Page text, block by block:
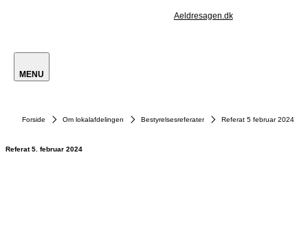
Aeldresagen.dk
MENU
Forside Om lokalafdelingen Bestyrelsesreferater Referat 5 februar 2024
Referat 5. februar 2024